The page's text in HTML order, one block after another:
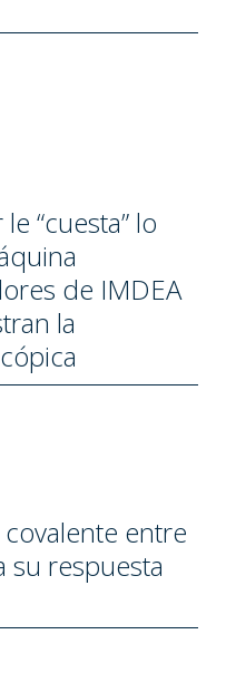
“cuesta” lo
de IMDEA
la
entre
su respuesta